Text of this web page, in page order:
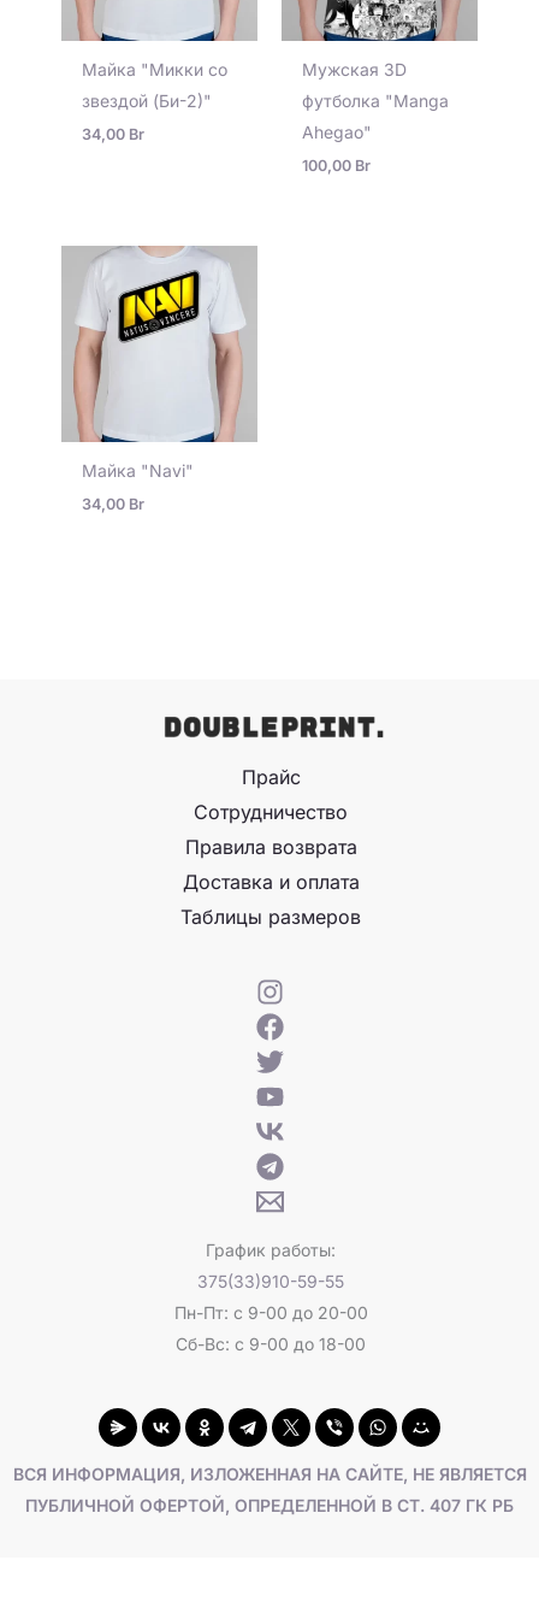
Майка "Микки со
звездой (Би-2)"
34,00 Br
Мужская 3D
футболка "Manga
Ahegao"
100,00 Br
Майка "Navi"
34,00 Br
Прайс
Сотрудничество
Правила возврата
Доставка и оплата
Таблицы размеров
График работы:
375(33)910-59-55
Пн-Пт: с 9-00 до 20-00
Сб-Вс: с 9-00 до 18-00
ВСЯ ИНФОРМАЦИЯ, ИЗЛОЖЕННАЯ НА САЙТЕ, НЕ ЯВЛЯЕТСЯ
ПУБЛИЧНОЙ ОФЕРТОЙ, ОПРЕДЕЛЕННОЙ В СТ. 407 ГК РБ